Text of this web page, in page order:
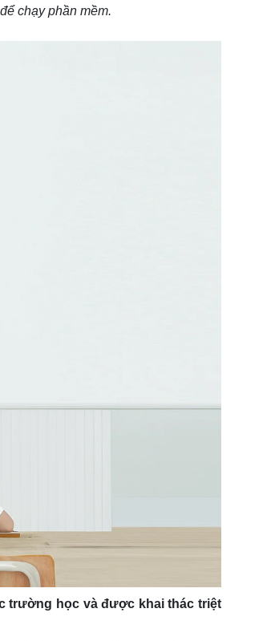
chạy phần mềm.
trường học và được khai thác triệt